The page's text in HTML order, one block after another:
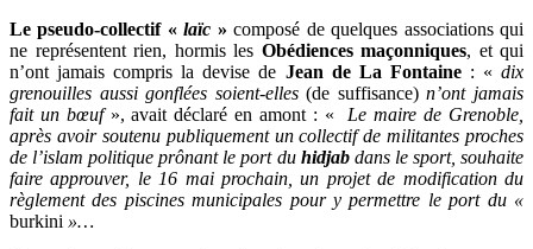
Le pseudo-collectif «laïc » composé de quelques associations qui
ne représentent rien, hormis les Obédiences maçonniques, et qui
n’ont jamais compris la devise de Jean de La Fontaine: « dix
grenouilles aussi gonflées soient-elles(de suffisance)n’ont jamais
fait un bœuf», avait déclaré en amont : « Le maire de Grenoble,
après avoir soutenu publiquement un collectif de militantes proches
de l’islam politique prônant le port du hidjabdans le sport, souhaite
faire approuver, le 16 mai prochain, un projet de modification du
règlement des piscines municipales pour y permettre le port du «
burkini »…